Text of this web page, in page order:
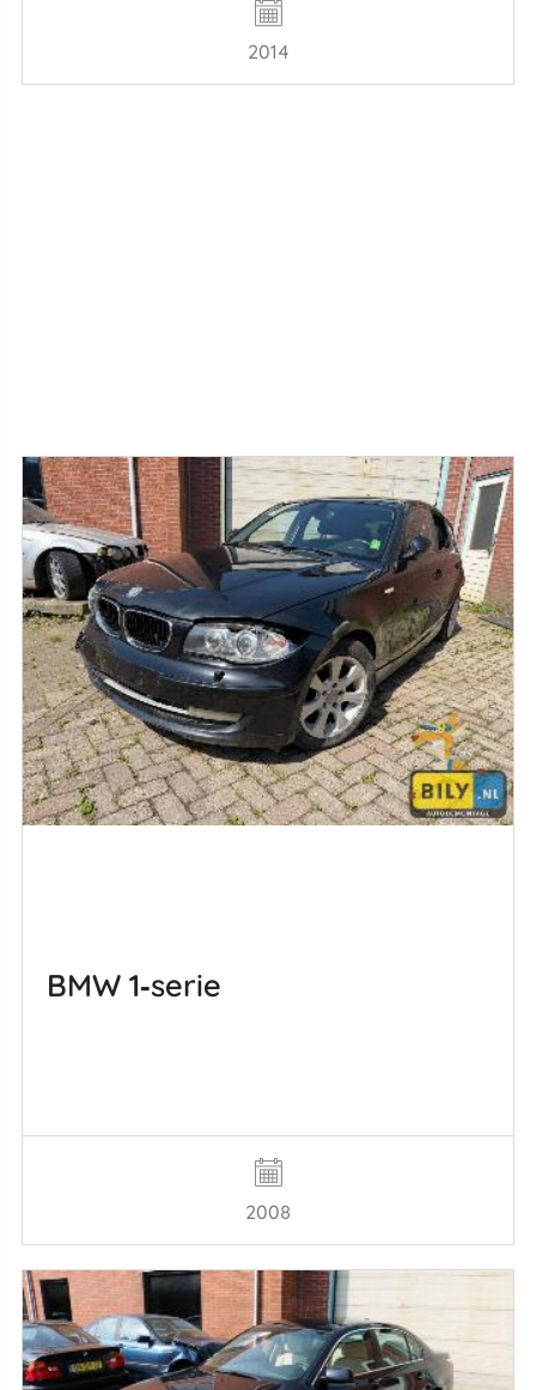
2014
BMW 1‑serie
2008